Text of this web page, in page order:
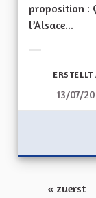
proposition :
l’Alsace...
ERSTELLT
13/07/
« zuerst